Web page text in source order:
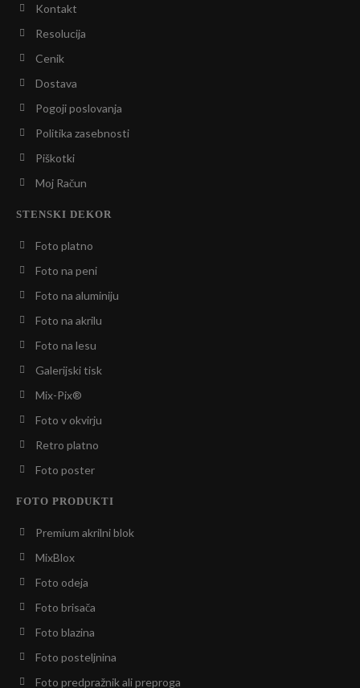
Kontakt
Resolucija
Cenik
Dostava
Pogoji poslovanja
Politika zasebnosti
Piškotki
Moj Račun
STENSKI DEKOR
Foto platno
Foto na peni
Foto na aluminiju
Foto na akrilu
Foto na lesu
Galerijski tisk
Mix-Pix®
Foto v okvirju
Retro platno
Foto poster
FOTO PRODUKTI
Premium akrilni blok
MixBlox
Foto odeja
Foto brisača
Foto blazina
Foto posteljnina
Foto predpražnik ali preproga